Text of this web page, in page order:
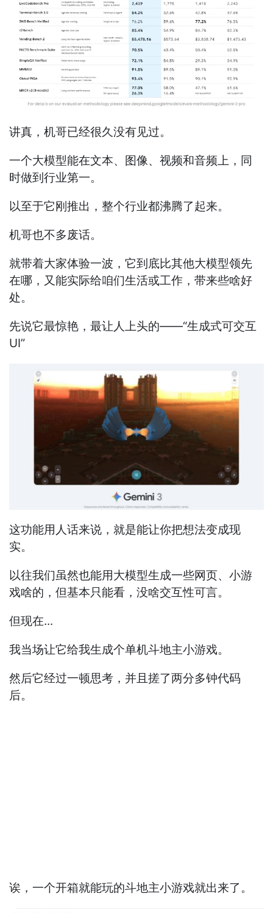
讲真，机哥已经很久没有见过。
一个大模型能在文本、图像、视频和音频上，同
时做到行业第一。
以至于它刚推出，整个行业都沸腾了起来。
机哥也不多废话。
就带着大家体验一波，它到底比其他大模型领先
在哪，又能实际给咱们生活或工作，带来些啥好
处。
先说它最惊艳，最让人上头的——“生成式可交互
UI”
这功能用人话来说，就是能让你把想法变成现
实。
以往我们虽然也能用大模型生成一些网页、小游
戏啥的，但基本只能看，没啥交互性可言。
但现在...
我当场让它给我生成个单机斗地主小游戏。
然后它经过一顿思考，并且搓了两分多钟代码
后。
诶，一个开箱就能玩的斗地主小游戏就出来了。